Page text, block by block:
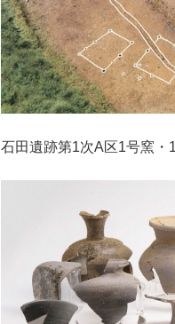
石田遺跡第1次A区1号窯・